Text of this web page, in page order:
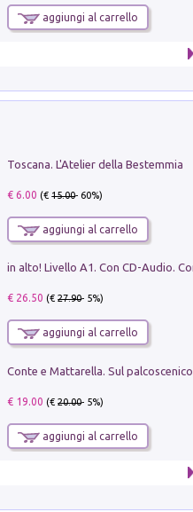
aggiungi al carrello
Toscana. L'Atelier della Bestemmia
€ 6.00 (€15.00- 60%)
aggiungi al carrello
€ 26.50 (€27.90- 5%)
aggiungi al carrello
€ 19.00 (€20.00- 5%)
aggiungi al carrello